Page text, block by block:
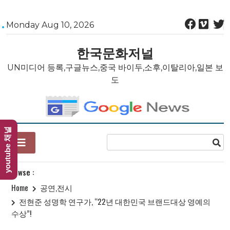
Skip
to
Monday Aug 10, 2026
한국문화저널
UN미디어 등록,구글뉴스,중국 바이두,소후,이탈리아,일본 보
도
Browse :
Home
공연,전시
전현준 성명학 연구가, “22년 대한민국 브랜드대상 영예의
수상”!
youtube 채널